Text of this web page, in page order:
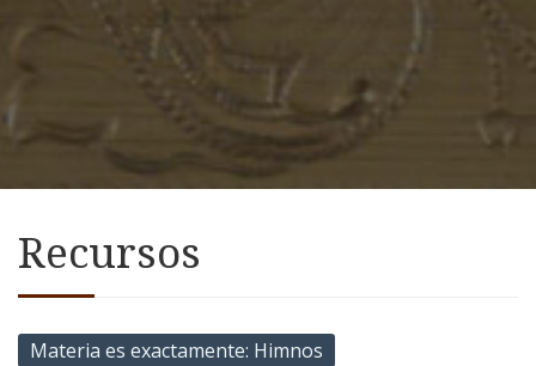
Recursos
Materia es exactamente Himnos